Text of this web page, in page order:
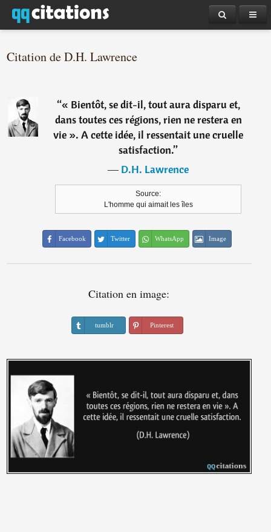
Citation de D.H. Lawrence
“« Bientôt, se dit-il, tout aura disparu et,
dans toutes ces régions, rien ne restera en
vie ». A cette idée, il ressentait une cruelle
satisfaction.”
―D.H. Lawrence
Source:
L'homme qui aimait les îles
Facebook Twitter WhatsApp Image
Citation en image:
tumblr Pinterest